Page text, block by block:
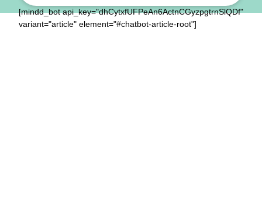
[mindd_bot api_key="dhCytxfUFPeAn6ActnCGyzpgtrnSlQDf"
variant="article" element="#chatbot-article-root"]